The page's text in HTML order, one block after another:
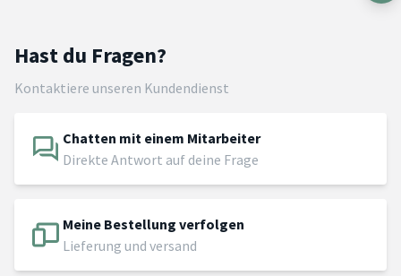
Hast du Fragen?
Kontaktiere unseren Kundendienst
Chatten mit einem Mitarbeiter
Direkte Antwort auf deine Frage
Meine Bestellung verfolgen
Lieferung und versand